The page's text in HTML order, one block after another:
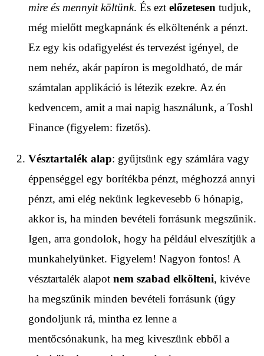
mire és mennyit költünk. És ezt előzetesen tudjuk,
még mielőtt megkapnánk és elköltenénk a pénzt.
Ez egy kis odafigyelést és tervezést igényel, de
nem nehéz, akár papíron is megoldható, de már
számtalan applikáció is létezik ezekre. Az én
kedvencem, amit a mai napig használunk, a Toshl
Finance (figyelem: fizetős).
Vésztartalék alap: gyűjtsünk egy számlára vagy
éppenséggel egy borítékba pénzt, méghozzá annyi
pénzt, ami elég nekünk legkevesebb 6 hónapig,
akkor is, ha minden bevételi forrásunk megszűnik.
Igen, arra gondolok, hogy ha például elveszítjük a
munkahelyünket. Figyelem! Nagyon fontos! A
vésztartalék alapot nem szabad elkölteni, kivéve
ha megszűnik minden bevételi forrásunk (úgy
gondoljunk rá, mintha ez lenne a
mentőcsónakunk, ha meg kiveszünk ebből a